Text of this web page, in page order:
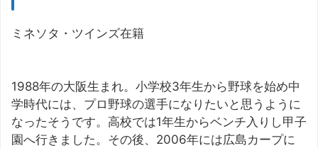
ミネソタ・ツインズ在籍
1988年の大阪生まれ。小学校3年生から野球を始め中
学時代には、プロ野球の選手になりたいと思うように
なったそうです。高校では1年生からベンチ入りし甲子
園へ行きました。その後、2006年には広島カープに